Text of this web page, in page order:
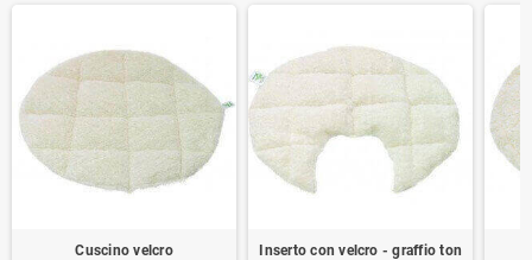
Cuscino velcro Inserto con velcro - graffio ton